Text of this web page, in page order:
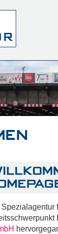
Spezialagentur